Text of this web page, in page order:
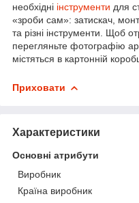
необхідні інструменти для
«зроби сам»: затискач,
та різні інструменти. Щоб
перегляньте фотографію
містяться в картонній
Приховати
Характеристики
Основні атрибути
Виробник
Країна виробник